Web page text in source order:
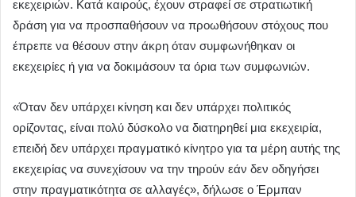
εκεχειριών. Κατά καιρούς, έχουν στραφεί σε στρατιωτική
δράση για να προσπαθήσουν να προωθήσουν στόχους που
έπρεπε να θέσουν στην άκρη όταν συμφωνήθηκαν οι
εκεχειρίες ή για να δοκιμάσουν τα όρια των συμφωνιών.
«Όταν δεν υπάρχει κίνηση και δεν υπάρχει πολιτικός
ορίζοντας, είναι πολύ δύσκολο να διατηρηθεί μια εκεχειρία,
επειδή δεν υπάρχει πραγματικό κίνητρο για τα μέρη αυτής της
εκεχειρίας να συνεχίσουν να την τηρούν εάν δεν οδηγήσει
στην πραγματικότητα σε αλλαγές», δήλωσε ο Έρμπαν